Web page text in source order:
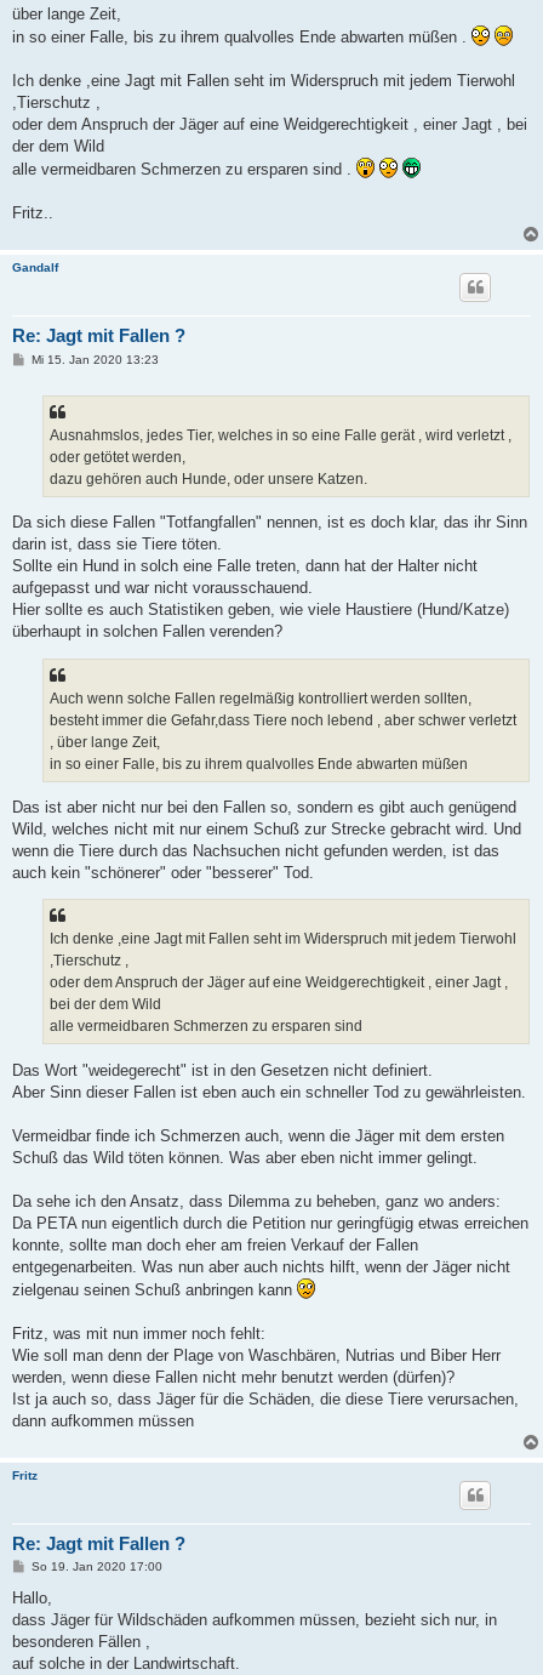
über lange Zeit,
in so einer Falle, bis zu ihrem qualvolles Ende abwarten müßen .
Ich denke ,eine Jagt mit Fallen seht im Widerspruch mit jedem Tierwohl
,Tierschutz ,
oder dem Anspruch der Jäger auf eine Weidgerechtigkeit , einer Jagt , bei
der dem Wild
alle vermeidbaren Schmerzen zu ersparen sind .
Fritz..
Gandalf
Re: Jagt mit Fallen ?
BMi 15. Jan 2020 13:23
Ausnahmslos, jedes Tier, welches in so eine Falle gerät , wird verletzt ,
oder getötet werden,
dazu gehören auch Hunde, oder unsere Katzen.
Da sich diese Fallen "Totfangfallen" nennen, ist es doch klar, das ihr Sinn
darin ist, dass sie Tiere töten.
Sollte ein Hund in solch eine Falle treten, dann hat der Halter nicht
aufgepasst und war nicht vorausschauend.
Hier sollte es auch Statistiken geben, wie viele Haustiere (Hund/Katze)
überhaupt in solchen Fallen verenden?
Auch wenn solche Fallen regelmäßig kontrolliert werden sollten,
besteht immer die Gefahr,dass Tiere noch lebend , aber schwer verletzt
, über lange Zeit,
in so einer Falle, bis zu ihrem qualvolles Ende abwarten müßen
Das ist aber nicht nur bei den Fallen so, sondern es gibt auch genügend
Wild, welches nicht mit nur einem Schuß zur Strecke gebracht wird. Und
wenn die Tiere durch das Nachsuchen nicht gefunden werden, ist das
auch kein "schönerer" oder "besserer" Tod.
Ich denke ,eine Jagt mit Fallen seht im Widerspruch mit jedem Tierwohl
,Tierschutz ,
oder dem Anspruch der Jäger auf eine Weidgerechtigkeit , einer Jagt ,
bei der dem Wild
alle vermeidbaren Schmerzen zu ersparen sind
Das Wort "weidegerecht" ist in den Gesetzen nicht definiert.
Aber Sinn dieser Fallen ist eben auch ein schneller Tod zu gewährleisten.
Vermeidbar finde ich Schmerzen auch, wenn die Jäger mit dem ersten
Schuß das Wild töten können. Was aber eben nicht immer gelingt.
Da sehe ich den Ansatz, dass Dilemma zu beheben, ganz wo anders:
Da PETA nun eigentlich durch die Petition nur geringfügig etwas erreichen
konnte, sollte man doch eher am freien Verkauf der Fallen
entgegenarbeiten. Was nun aber auch nichts hilft, wenn der Jäger nicht
zielgenau seinen Schuß anbringen kann
Fritz, was mit nun immer noch fehlt:
Wie soll man denn der Plage von Waschbären, Nutrias und Biber Herr
werden, wenn diese Fallen nicht mehr benutzt werden (dürfen)?
Ist ja auch so, dass Jäger für die Schäden, die diese Tiere verursachen,
dann aufkommen müssen
Fritz
Re: Jagt mit Fallen ?
B
i
r
a
So 19. Jan 2020 17:00
Hallo,
dass Jäger für Wildschäden aufkommen müssen, bezieht sich nur, in
besonderen Fällen ,
auf solche in der Landwirtschaft.